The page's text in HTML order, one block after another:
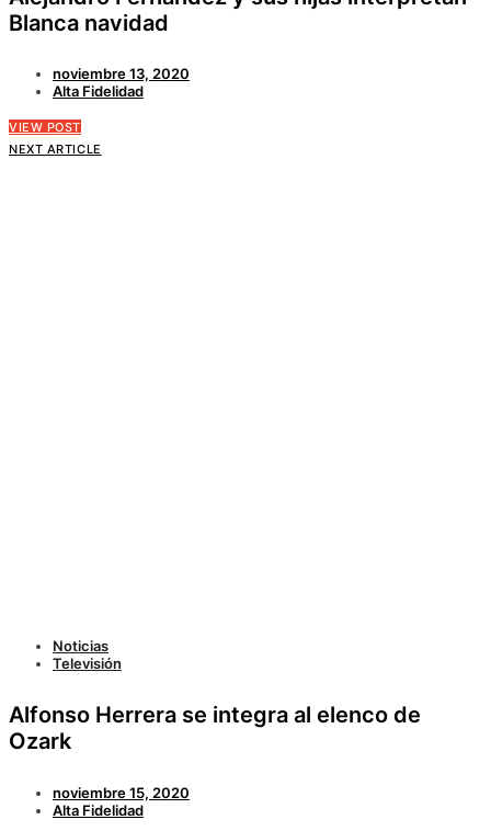
Blanca navidad
noviembre 13, 2020
Alta Fidelidad
VIEW POST
NEXT ARTICLE
Noticias
Televisión
Alfonso Herrera se integra al elenco de
Ozark
noviembre 15, 2020
Alta Fidelidad